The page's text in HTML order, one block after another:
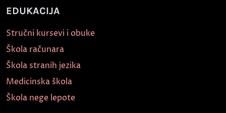
EDUKACIJA
Stručni kursevi i obuke
Škola računara
Škola stranih jezika
Medicinska škola
Škola nege lepote